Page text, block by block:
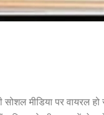
मीडिया पर वायरल